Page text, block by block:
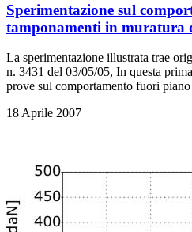
Sperimentazione sul
tamponamenti in muratura
La sperimentazione illustrata trae
n. 3431 del 03/05/05, In questa
prove sul comportamento fuori
18 Aprile 2007